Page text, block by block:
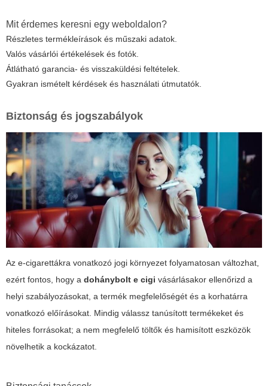
Mit érdemes keresni egy weboldalon?
Részletes termékleírások és műszaki adatok.
Valós vásárlói értékelések és fotók.
Átlátható garancia- és visszaküldési feltételek.
Gyakran ismételt kérdések és használati útmutatók.
Biztonság és jogszabályok
Az e-cigarettákra vonatkozó jogi környezet folyamatosan változhat,
ezért fontos, hogy a dohánybolt e cigi vásárlásakor ellenőrizd a
helyi szabályozásokat, a termék megfelelőségét és a korhatárra
vonatkozó előírásokat. Mindig válassz tanúsított termékeket és
hiteles forrásokat; a nem megfelelő töltők és hamisított eszközök
növelhetik a kockázatot.